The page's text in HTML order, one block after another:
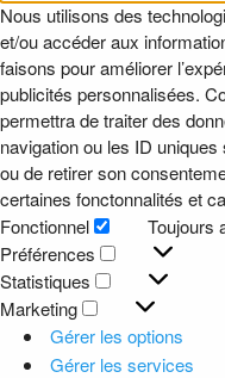
Nous utilisons des
et/ou accéder aux
faisons pour améliorer
publicités personnalisées.
permettra de traiter des
navigation ou les ID
ou de retirer son
certaines fonctonnalités et
Fonctionnel
Fonctionnel
Toujours
Préférences
Préférences
Statistiques
Statistiques
Marketing
Marketing
Gérer les options
Gérer les services